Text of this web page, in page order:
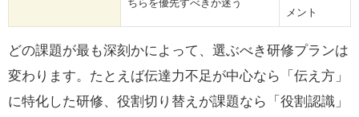
メント
どの課題が最も深刻かによって、選ぶべき研修プランは
変わります。たとえば伝達力不足が中心なら「伝え方」
に特化した研修、役割切り替えが課題なら「役割認識」